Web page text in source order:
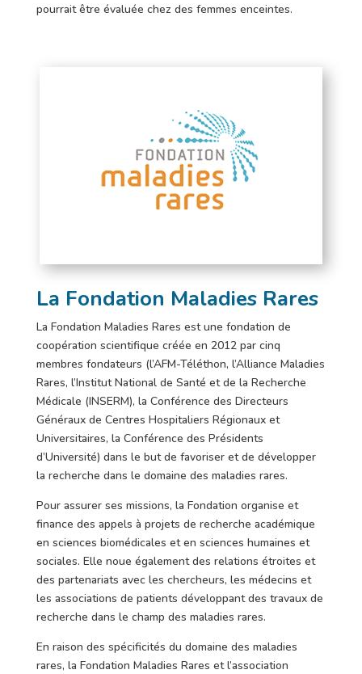
pourrait être évaluée chez des femmes enceintes.
La Fondation Maladies Rares
La Fondation Maladies Rares est une fondation de
coopération scientifique créée en 2012 par cinq
membres fondateurs (l’AFM-Téléthon, l’Alliance Maladies
Rares, l’Institut National de Santé et de la Recherche
Médicale (INSERM), la Conférence des Directeurs
Généraux de Centres Hospitaliers Régionaux et
Universitaires, la Conférence des Présidents
d’Université) dans le but de favoriser et de développer
la recherche dans le domaine des maladies rares.
Pour assurer ses missions, la Fondation organise et
finance des appels à projets de recherche académique
en sciences biomédicales et en sciences humaines et
sociales. Elle noue également des relations étroites et
des partenariats avec les chercheurs, les médecins et
les associations de patients développant des travaux de
recherche dans le champ des maladies rares.
En raison des spécificités du domaine des maladies
rares, la Fondation Maladies Rares et l’association